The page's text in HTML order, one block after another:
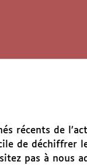
récents de
de déchiffrer
pas à nous